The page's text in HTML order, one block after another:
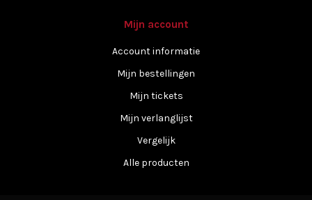
Mijn account
Account informatie
Mijn bestellingen
Mijn tickets
Mijn verlanglijst
Vergelijk
Alle producten